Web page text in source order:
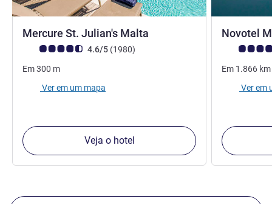
Mercure St. Julian's Malta
Nota clientes Avis (Classificação ALL)
4.6/5 (1980comentários
)
Em300 m
Ver em um mapa
Veja o hotel
Novotel
Nota
Em 1.866 km
Ver em